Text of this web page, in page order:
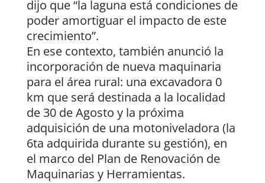
dijo que “la laguna está condiciones de
poder amortiguar el impacto de este
crecimiento”.
En ese contexto, también anunció la
incorporación de nueva maquinaria
para el área rural: una excavadora 0
km que será destinada a la localidad
de 30 de Agosto y la próxima
adquisición de una motoniveladora (la
6ta adquirida durante su gestión), en
el marco del Plan de Renovación de
Maquinarias y Herramientas.